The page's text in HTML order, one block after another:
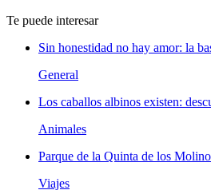
Te puede interesar
Sin honestidad no hay amor: la
General
Los caballos albinos existen:
Animales
Parque de la Quinta de los
Viajes